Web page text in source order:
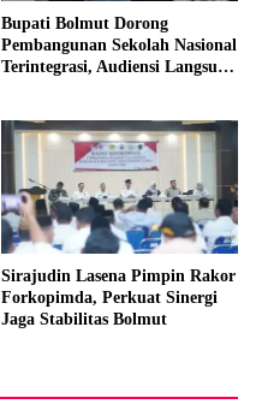
Bupati Bolmut Dorong
Pembangunan Sekolah Nasional
Terintegrasi, Audiensi Langsung
Sirajudin Lasena Pimpin Rakor
Forkopimda, Perkuat Sinergi
Jaga Stabilitas Bolmut